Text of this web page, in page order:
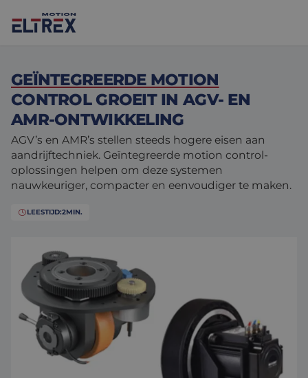
Onze oplossingen
Motoren
Motion Control Solutions
Design & prototyping
Assemblage & Customizing
Markten
Life sciences
Harsh environments
Manufacturing
Defensie
Nieuws
Contact opnemen
Over ons
GEÏNTEGREERDE MOTION
CONTROL GROEIT IN AGV- EN
AMR-ONTWIKKELING
AGV’s en AMR’s stellen steeds hogere eisen aan
aandrijftechniek. Geïntegreerde motion control-
oplossingen helpen om deze systemen
nauwkeuriger, compacter en eenvoudiger te maken.
LEESTIJD:2MIN.